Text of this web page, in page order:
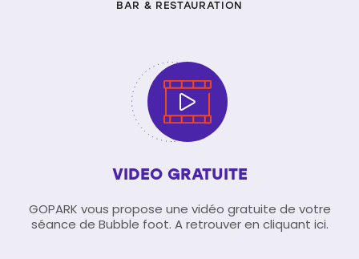
BAR & RESTAURATION
VIDEO GRATUITE
GOPARK vous propose une vidéo gratuite de votre
séance de Bubble foot. A retrouver en cliquant ici.